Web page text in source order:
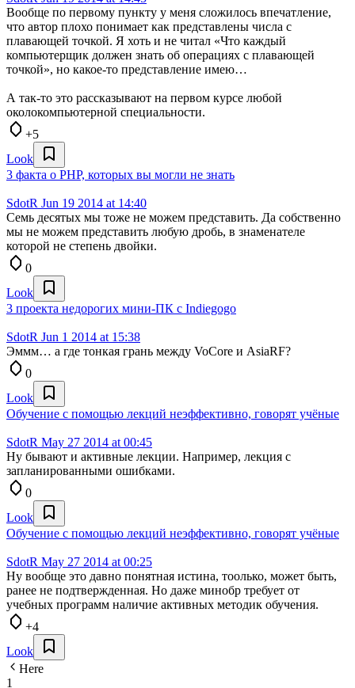
Вообще по первому пункту у меня сложилось впечатление,
что автор плохо понимает как представлены числа с
плавающей точкой. Я хоть и не читал «Что каждый
компьютерщик должен знать об операциях с плавающей
точкой», но какое-то представление имею…
А так-то это рассказывают на первом курсе любой
околокомпьютерной специальности.
+5
Look
3 факта о PHP, которых вы могли не знать
SdotR Jun 19 2014 at 14:40
Семь десятых мы тоже не можем представить. Да собственно
мы не можем представить любую дробь, в знаменателе
которой не степень двойки.
0
Look
3 проекта недорогих мини-ПК с Indiegogo
SdotR Jun 1 2014 at 15:38
Эммм… а где тонкая грань между VoCore и AsiaRF?
0
Look
Обучение с помощью лекций неэффективно, говорят учёные
SdotR May 27 2014 at 00:45
Ну бывают и активные лекции. Например, лекция с
запланированными ошибками.
0
Look
Обучение с помощью лекций неэффективно, говорят учёные
SdotR May 27 2014 at 00:25
Ну вообще это давно понятная истина, тоолько, может быть,
ранее не подтвержденная. Но даже минобр требует от
учебных программ наличие активных методик обучения.
+4
Look
Here
1